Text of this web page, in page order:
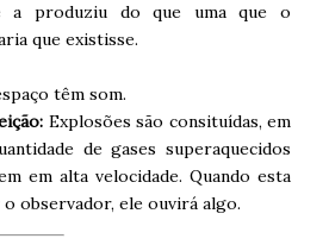
a produziu do que uma que o
que existisse.
têm som.
Explosões são consituídas, em
de gases superaquecidos
em alta velocidade. Quando esta
observador, ele ouvirá algo.